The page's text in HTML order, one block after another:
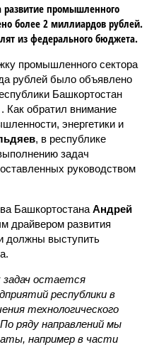
развитие промышленного
более 2 миллиардов рублей.
из федерального бюджета.
промышленного сектора
рублей было объявлено
Башкортостан
Как обратил внимание
энергетики и
, в республике
задач
руководством
Башкортостана Андрей
драйвером развития
должны выступить
задач остается
республики в
технологического
ряду направлений мы
например в части